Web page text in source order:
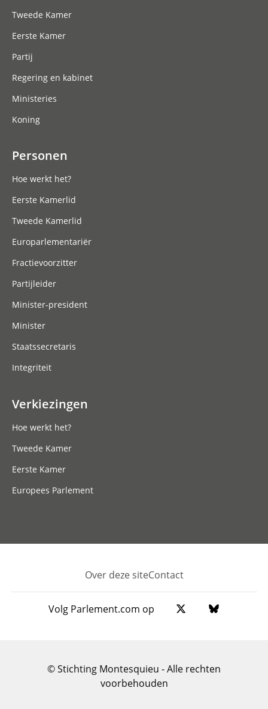
Tweede Kamer
Eerste Kamer
Partij
Regering en kabinet
Ministeries
Koning
Personen
Hoe werkt het?
Eerste Kamerlid
Tweede Kamerlid
Europarlementariër
Fractievoorzitter
Partijleider
Minister-president
Minister
Staatssecretaris
Integriteit
Verkiezingen
Hoe werkt het?
Tweede Kamer
Eerste Kamer
Europees Parlement
Footer
Over deze siteContact
Volg Parlement.com op
© Stichting Montesquieu - Alle rechten
voorbehouden